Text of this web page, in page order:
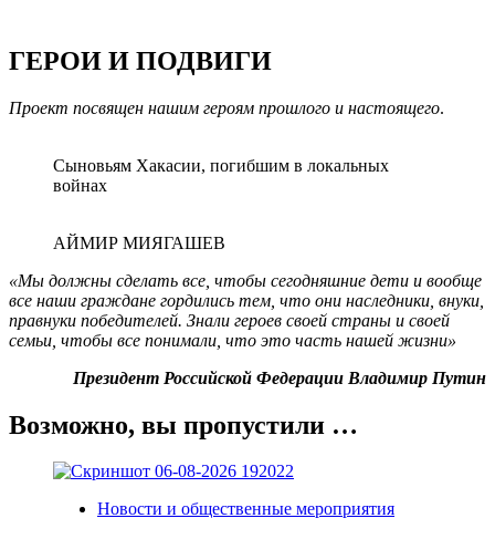
ГЕРОИ И ПОДВИГИ
Проект посвящен нашим героям прошлого и настоящего.
Сыновьям Хакасии, погибшим в локальных
войнах
АЙМИР МИЯГАШЕВ
«Мы должны сделать все, чтобы сегодняшние дети и вообще
все наши граждане гордились тем, что они наследники, внуки,
правнуки победителей. Знали героев своей страны и своей
семьи, чтобы все понимали, что это часть нашей жизни»
Президент Российской Федерации Владимир Путин
Возможно, вы пропустили …
Новости и общественные мероприятия